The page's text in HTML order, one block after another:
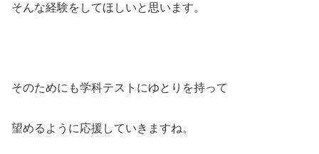
そんな経験をしてほしいと思います。
そのためにも学科テストにゆとりを持って
望めるように応援していきますね。